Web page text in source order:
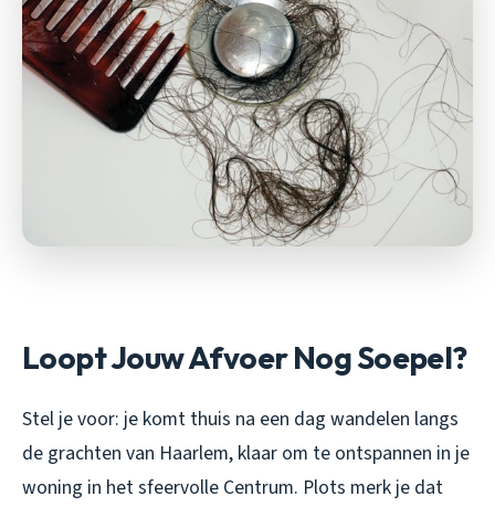
Loopt Jouw Afvoer Nog Soepel?
Stel je voor: je komt thuis na een dag wandelen langs
de grachten van Haarlem, klaar om te ontspannen in je
woning in het sfeervolle Centrum. Plots merk je dat